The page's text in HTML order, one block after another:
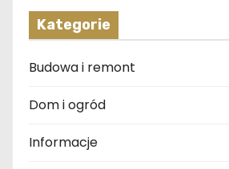
Kategorie
Budowa i remont
Dom i ogród
Informacje